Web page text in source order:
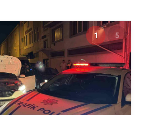
1 5